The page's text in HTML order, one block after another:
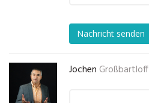
Nachricht senden
Jochen Großbartloff